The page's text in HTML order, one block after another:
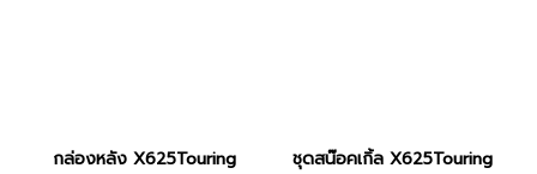
กล่องหลัง X625Touring ชุดสน๊อคเกิ้ล X625Touring